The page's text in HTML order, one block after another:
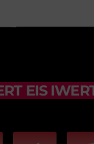
EIS